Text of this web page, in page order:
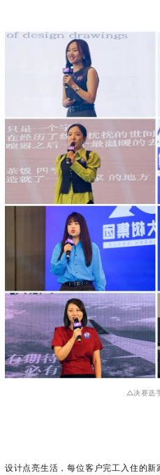
△决赛选
设计点亮生活，每位客户完工入住的